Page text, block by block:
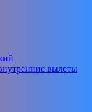
вылеты